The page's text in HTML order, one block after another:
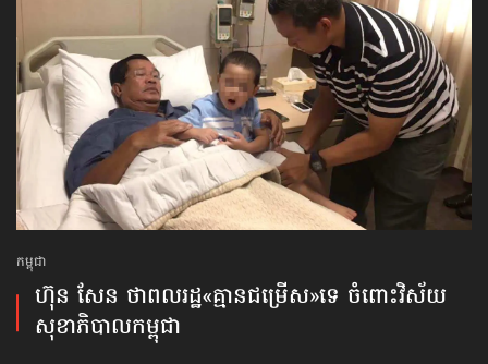
កម្ពុជា
ហ៊ុន សែន ថាពលរដ្ឋ«គ្មានជម្រើស»​ទេ ចំពោះ​វិស័យ​
សុខាភិបាល​កម្ពុជា